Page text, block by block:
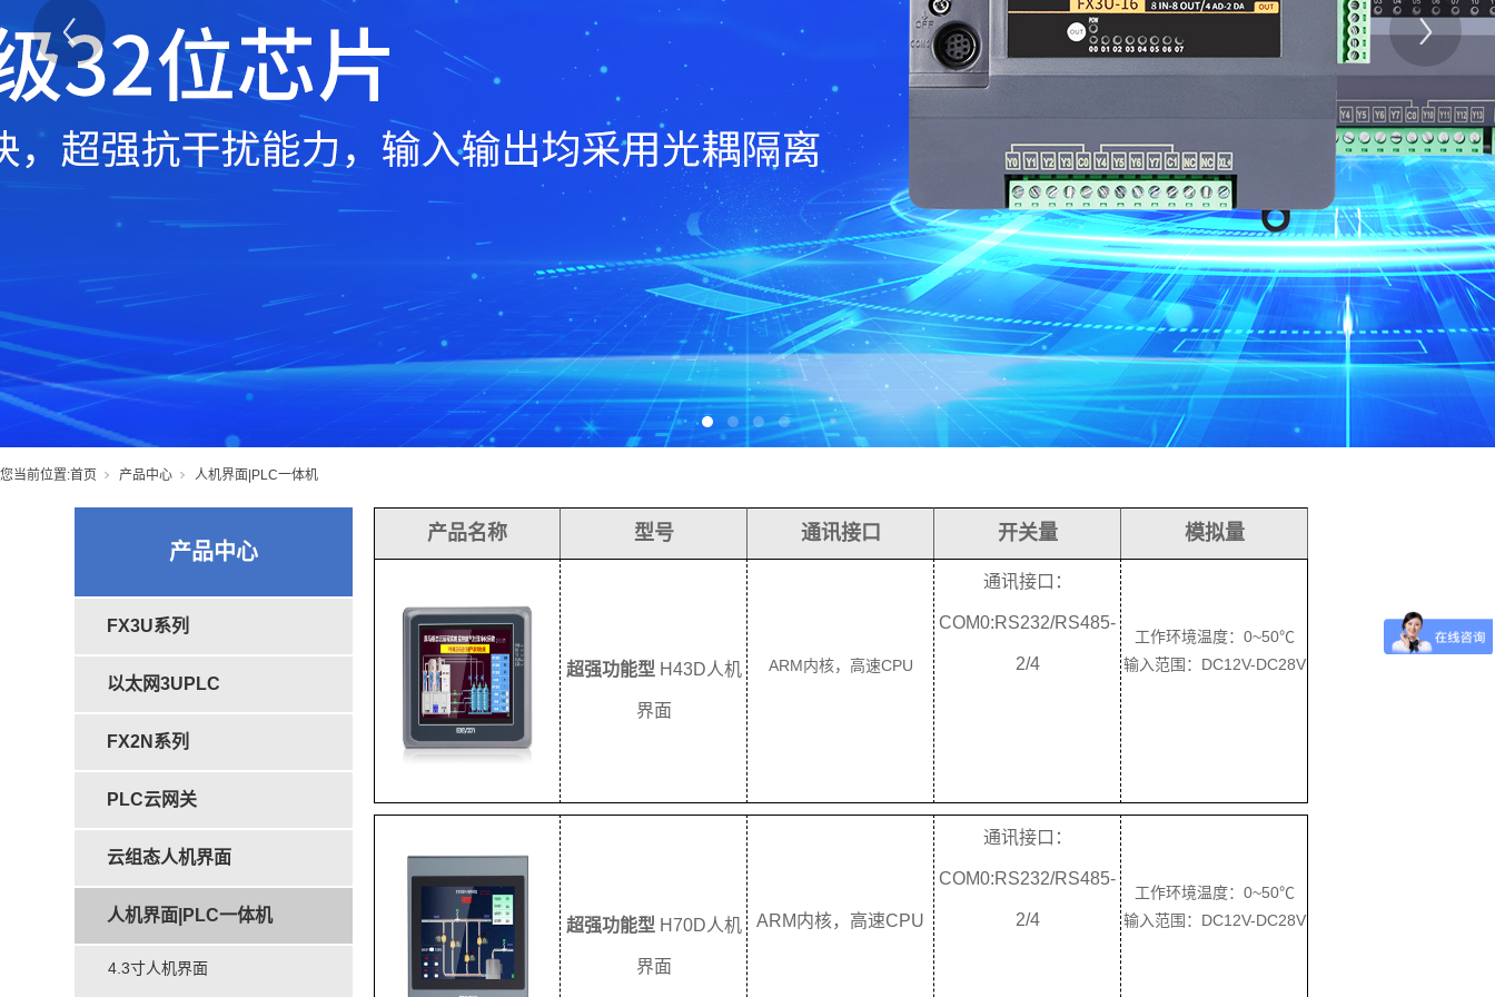
您当前位置:首页 产品中心 人机界面|PLC一体机
产品中心
FX3U系列
以太网3UPLC
FX2N系列
PLC云网关
云组态人机界面
人机界面|PLC一体机
4.3寸人机界面
产品名称 型号 通讯接口 开关量 模拟量
超强功能型 H43D人机
界面
ARM内核， 高速CPU
通讯接口：
COM0:RS232/RS485-
2/4
工作环境温度： 0~50℃
输入范围： DC12V-DC28V
超强功能型 H70D人机
界面
ARM内核， 高速CPU
通讯接口：
COM0:RS232/RS485-
2/4
工作环境温度：0~50℃
输入范围：DC12V-DC28V